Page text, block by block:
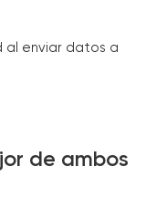
al enviar datos a
de ambos